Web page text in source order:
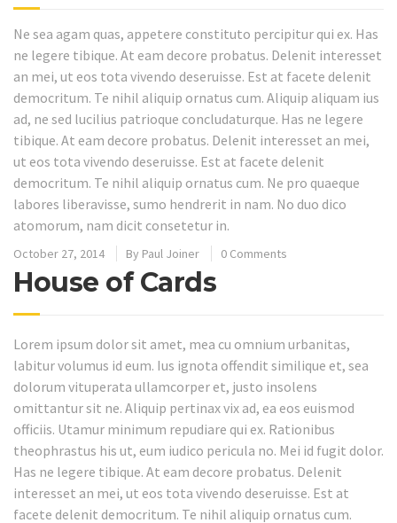
Ne sea agam quas, appetere constituto percipitur qui ex. Has
ne legere tibique. At eam decore probatus. Delenit interesset
an mei, ut eos tota vivendo deseruisse. Est at facete delenit
democritum. Te nihil aliquip ornatus cum. Aliquip aliquam ius
ad, ne sed lucilius patrioque concludaturque. Has ne legere
tibique. At eam decore probatus. Delenit interesset an mei,
ut eos tota vivendo deseruisse. Est at facete delenit
democritum. Te nihil aliquip ornatus cum. Ne pro quaeque
labores liberavisse, sumo hendrerit in nam. No duo dico
atomorum, nam dicit consetetur in.
October 27, 2014 By Paul Joiner 0 Comments
House of Cards
Lorem ipsum dolor sit amet, mea cu omnium urbanitas,
labitur volumus id eum. Ius ignota offendit similique et, sea
dolorum vituperata ullamcorper et, justo insolens
omittantur sit ne. Aliquip pertinax vix ad, ea eos euismod
officiis. Utamur minimum repudiare qui ex. Rationibus
theophrastus his ut, eum iudico pericula no. Mei id fugit dolor.
Has ne legere tibique. At eam decore probatus. Delenit
interesset an mei, ut eos tota vivendo deseruisse. Est at
facete delenit democritum. Te nihil aliquip ornatus cum.